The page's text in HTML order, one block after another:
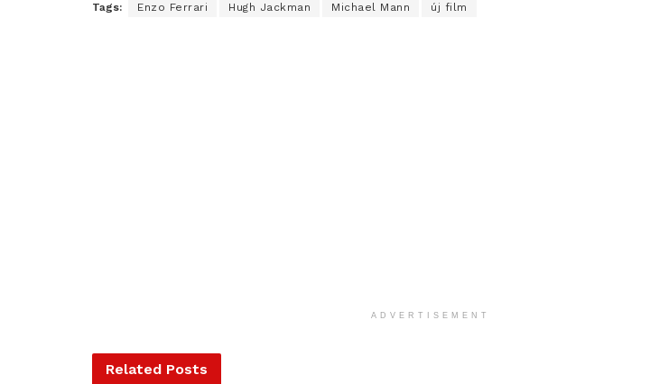
Tags: Enzo Ferrari Hugh Jackman Michael Mann új film
ADVERTISEMENT
Related Posts